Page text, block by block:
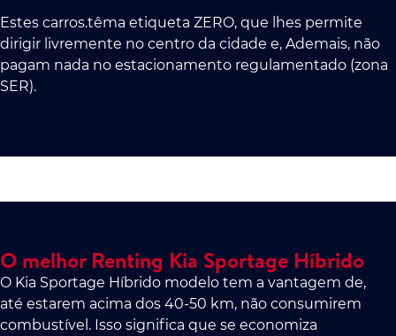
Estes carros.têma etiqueta ZERO, que lhes permite
dirigir livremente no centro da cidade e, Ademais, não
pagam nada no estacionamento regulamentado (zona
SER).
O melhor Renting Kia Sportage Híbrido
O Kia Sportage Híbrido modelo tem a vantagem de,
até estarem acima dos 40-50 km, não consumirem
combustível. Isso significa que se economiza